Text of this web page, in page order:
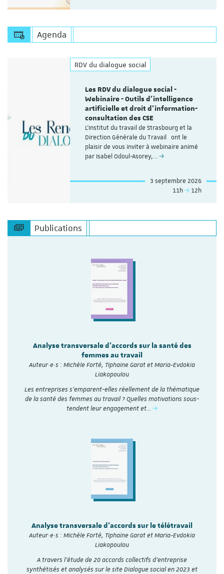
Agenda
RDV du dialogue social
Les RDV du dialogue social -
Webinaire - Outils d’intelligence
artificielle et droit d’information-
consultation des CSE
L'Institut du travail de Strasbourg et la
Direction Générale du Travail ont le
plaisir de vous inviter à webinaire animé
par Isabel Odoul-Asorey,…
3 septembre 2026
11h
12h
Publications
Analyse transversale d'accords sur la santé des
femmes au travail
Auteur·e·s : Michèle Forté, Tiphaine Garat et Maria-Evdokia
Liakopoulou
Les entreprises s’emparent-elles réellement de la thématique
de la santé des femmes au travail ? Quelles motivations sous-
tendent leur engagement et…
Analyse transversale d'accords sur le télétravail
Auteur·e·s : Michèle Forté, Tiphaine Garat et Maria-Evdokia
Liakopoulou
A travers l’étude de 20 accords collectifs d’entreprise
synthétisés et analysés sur le site Dialogue social en 2023 et